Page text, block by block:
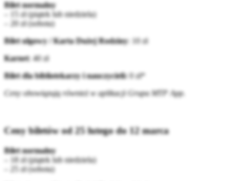
Bilet normalny
– 15 zł (piątek lub niedziela)
– 20 zł (sobota)
Bilet ulgowy / Karta Dużej Rodziny: 10 zł
Karnet: 40 zł
Bilet dla bibliotekarzy i nauczycieli:0 zł*
Ceny obowiązują również w aplikacji Grupa MTP App.
Ceny biletów od 25 lutego do 12 marca
Bilet normalny
– 18 zł (piątek lub niedziela)
– 25 zł (sobota)